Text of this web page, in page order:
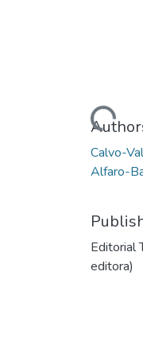
Loading...
Calvo-
Alfaro-
Editorial
editora)